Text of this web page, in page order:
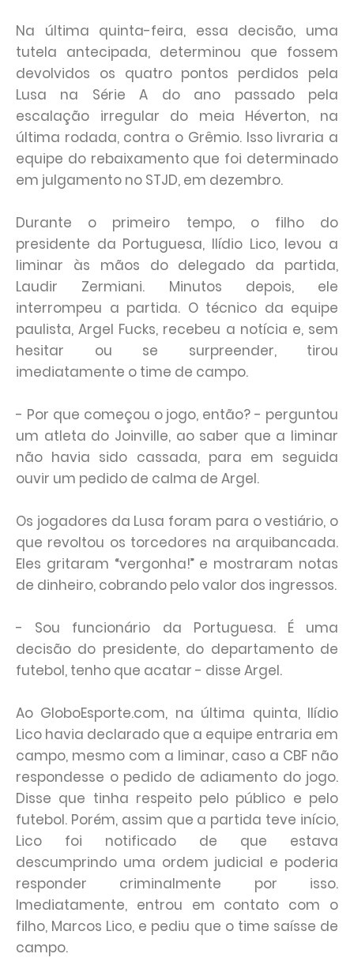
Na última quinta-feira, essa decisão, uma
tutela antecipada, determinou que fossem
devolvidos os quatro pontos perdidos pela
Lusa na Série A do ano passado pela
escalação irregular do meia Héverton, na
última rodada, contra o Grêmio. Isso livraria a
equipe do rebaixamento que foi determinado
em julgamento no STJD, em dezembro.
Durante o primeiro tempo, o filho do
presidente da Portuguesa, Ilídio Lico, levou a
liminar às mãos do delegado da partida,
Laudir Zermiani. Minutos depois, ele
interrompeu a partida. O técnico da equipe
paulista, Argel Fucks, recebeu a notícia e, sem
hesitar ou se surpreender, tirou
imediatamente o time de campo.
- Por que começou o jogo, então? - perguntou
um atleta do Joinville, ao saber que a liminar
não havia sido cassada, para em seguida
ouvir um pedido de calma de Argel.
Os jogadores da Lusa foram para o vestiário, o
que revoltou os torcedores na arquibancada.
Eles gritaram “vergonha!” e mostraram notas
de dinheiro, cobrando pelo valor dos ingressos.
- Sou funcionário da Portuguesa. É uma
decisão do presidente, do departamento de
futebol, tenho que acatar - disse Argel.
Ao GloboEsporte.com, na última quinta, Ilídio
Lico havia declarado que a equipe entraria em
campo, mesmo com a liminar, caso a CBF não
respondesse o pedido de adiamento do jogo.
Disse que tinha respeito pelo público e pelo
futebol. Porém, assim que a partida teve início,
Lico foi notificado de que estava
descumprindo uma ordem judicial e poderia
responder criminalmente por isso.
Imediatamente, entrou em contato com o
filho, Marcos Lico, e pediu que o time saísse de
campo.